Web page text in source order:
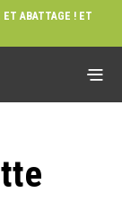
ET ABATTAGE ! ET